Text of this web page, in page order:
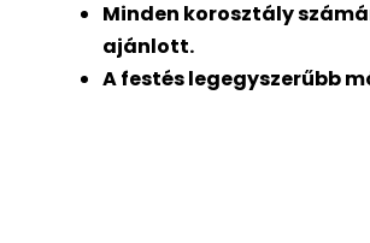
Minden korosztály
ajánlott.
A festés legegyszerűbb